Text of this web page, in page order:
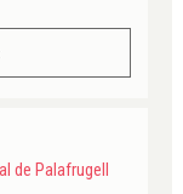
de Palafrugell